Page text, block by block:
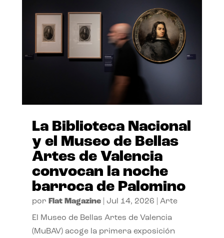
La Biblioteca Nacional
y el Museo de Bellas
Artes de Valencia
convocan la noche
barroca de Palomino
por Flat Magazine| Jul 14, 2026 Arte
El Museo de Bellas Artes de Valencia
(MuBAV) acoge la primera exposición